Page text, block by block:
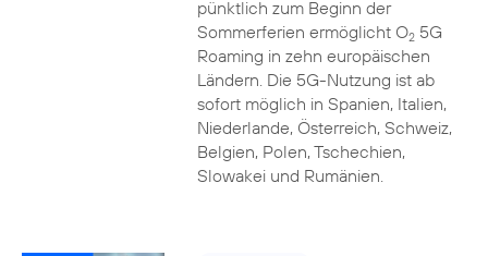
pünktlich zum Beginn der
Sommerferien ermöglicht O25G
Roaming in zehn europäischen
Ländern. Die 5G-Nutzung ist ab
sofort möglich in Spanien, Italien,
Niederlande, Österreich, Schweiz,
Belgien, Polen, Tschechien,
Slowakei und Rumänien.